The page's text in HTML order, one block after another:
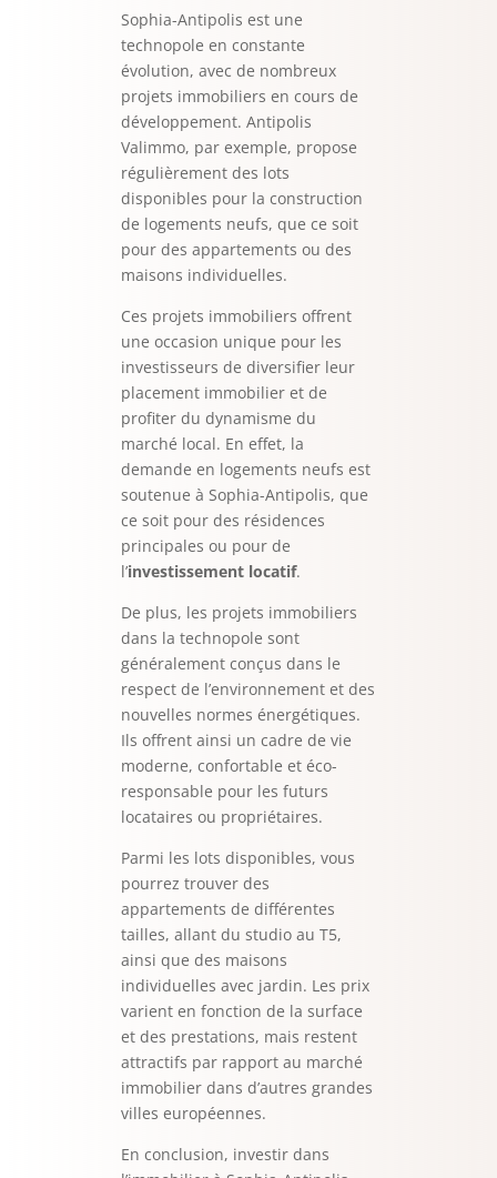
Sophia-Antipolis est une
technopole en constante
évolution, avec de nombreux
projets immobiliers en cours de
développement. Antipolis
Valimmo, par exemple, propose
régulièrement des lots
disponibles pour la construction
de logements neufs, que ce soit
pour des appartements ou des
maisons individuelles.
Ces projets immobiliers offrent
une occasion unique pour les
investisseurs de diversifier leur
placement immobilier et de
profiter du dynamisme du
marché local. En effet, la
demande en logements neufs est
soutenue à Sophia-Antipolis, que
ce soit pour des résidences
principales ou pour de
l’investissement locatif.
De plus, les projets immobiliers
dans la technopole sont
généralement conçus dans le
respect de l’environnement et des
nouvelles normes énergétiques.
Ils offrent ainsi un cadre de vie
moderne, confortable et éco-
responsable pour les futurs
locataires ou propriétaires.
Parmi les lots disponibles, vous
pourrez trouver des
appartements de différentes
tailles, allant du studio au T5,
ainsi que des maisons
individuelles avec jardin. Les prix
varient en fonction de la surface
et des prestations, mais restent
attractifs par rapport au marché
immobilier dans d’autres grandes
villes européennes.
En conclusion, investir dans